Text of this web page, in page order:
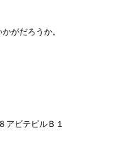
がだろうか。
アビテビルＢ１